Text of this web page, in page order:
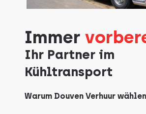
Immer
Ihr Partner im
Kühltransport
Warum Douven Verhuur